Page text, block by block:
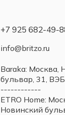
+7 925 682-49-
info@britzo.ru
Baraka: Москва,
бульвар, 31,
------------
ETRO Home:
Новинский